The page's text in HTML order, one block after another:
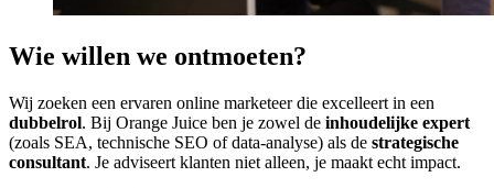
Wie willen we ontmoeten?
Wij zoeken een ervaren online marketeer die excelleert in een
dubbelrol. Bij Orange Juice ben je zowel de inhoudelijke expert
(zoals SEA, technische SEO of data-analyse) als de strategische
consultant. Je adviseert klanten niet alleen, je maakt echt impact.